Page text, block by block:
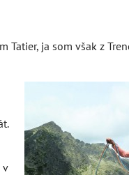
Tatier, ja som však z
v